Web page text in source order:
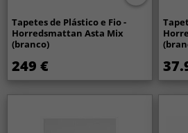
Tapetes de Plástico e Fio -
Horredsmattan Asta Mix
(branco)
249 €